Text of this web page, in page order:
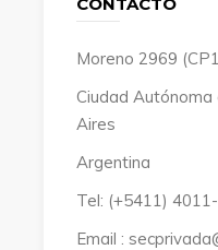
Moreno 2969
Ciudad Autónoma
Aires
Argentina
Tel: (+5411)
Email :